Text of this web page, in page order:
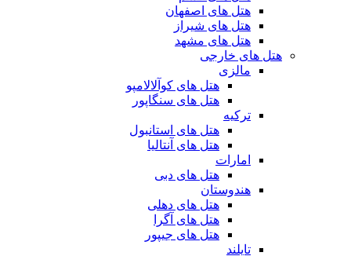
هتل های اصفهان
هتل های شیراز
هتل های مشهد
هتل های خارجی
مالزی
هتل های کوآلالامپو
هتل های سنگاپور
ترکیه
هتل های استانبول
هتل های آنتالیا
امارات
هتل های دبی
هندوستان
هتل های دهلی
هتل های آگرا
هتل های جیپور
تایلند